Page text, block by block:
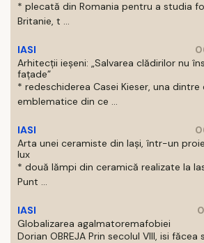
* plecată din Romania pentru a studia
Britanie, t ...
IASI
Arhitecții ieșeni: „Salvarea clădirilor nu
fațade”
* redeschiderea Casei Kieser, una dintre
emblematice din ce ...
IASI
Arta unei ceramiste din Iași, într-un
lux
* două lămpi din ceramică realizate la
Punt ...
IASI
Globalizarea agalmatoremafobiei
Dorian OBREJA Prin secolul VIII, isi